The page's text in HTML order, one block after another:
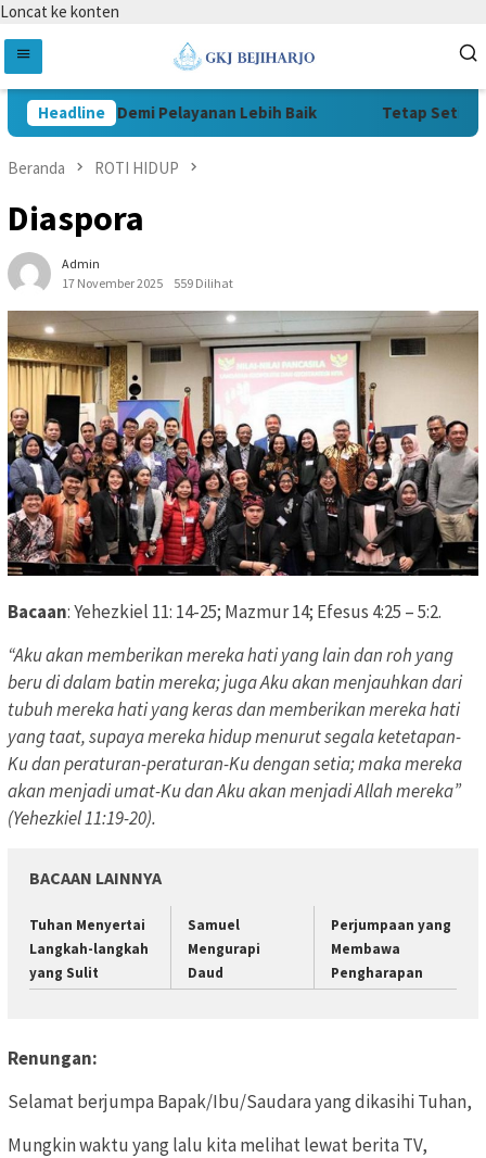
Loncat ke konten
Headline
Hati Demi Pelayanan Lebih Baik Tetap Setia di
Beranda ROTI HIDUP
Diaspora
Admin
17 November 2025
559 Dilihat
Bacaan: Yehezkiel 11: 14-25; Mazmur 14; Efesus 4:25 – 5:2.
“Aku akan memberikan mereka hati yang lain dan roh yang
beru di dalam batin mereka; juga Aku akan menjauhkan dari
tubuh mereka hati yang keras dan memberikan mereka hati
yang taat, supaya mereka hidup menurut segala ketetapan-
Ku dan peraturan-peraturan-Ku dengan setia; maka mereka
akan menjadi umat-Ku dan Aku akan menjadi Allah mereka”
(Yehezkiel 11:19-20).
BACAAN LAINNYA
Tuhan Menyertai
Langkah-langkah
yang Sulit
Samuel
Mengurapi
Daud
Perjumpaan yang
Membawa
Pengharapan
Renungan:
Selamat berjumpa Bapak/Ibu/Saudara yang dikasihi Tuhan,
Mungkin waktu yang lalu kita melihat lewat berita TV,